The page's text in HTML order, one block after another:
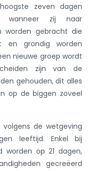
zeven dagen
wanneer zij naar
worden gebracht die
en grondig worden
nieuwe groep wordt
zijn van de
gehouden, dit alles
op de biggen zoveel
de wetgeving
leeftijd. Enkel bij
worden op 21 dagen,
gecreëerd